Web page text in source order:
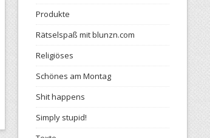
Produkte
Rätselspaß mit blunzn.com
Religiöses
Schönes am Montag
Shit happens
Simply stupid!